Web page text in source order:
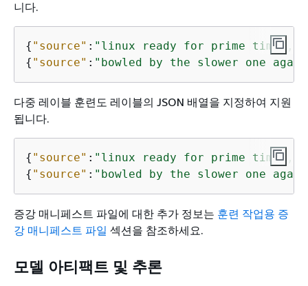
니다.
{ "source" : "linux ready for prime time ,
{ "source" : "bowled by the slower one
다중 레이블 훈련도 레이블의 JSON 배열을 지정하여 지원
됩니다.
{ "source" : "linux ready for prime time ,
{ "source" : "bowled by the slower one
증강 매니페스트 파일에 대한 추가 정보는 훈련 작업용 증
강 매니페스트 파일 섹션을 참조하세요.
모델 아티팩트 및 추론